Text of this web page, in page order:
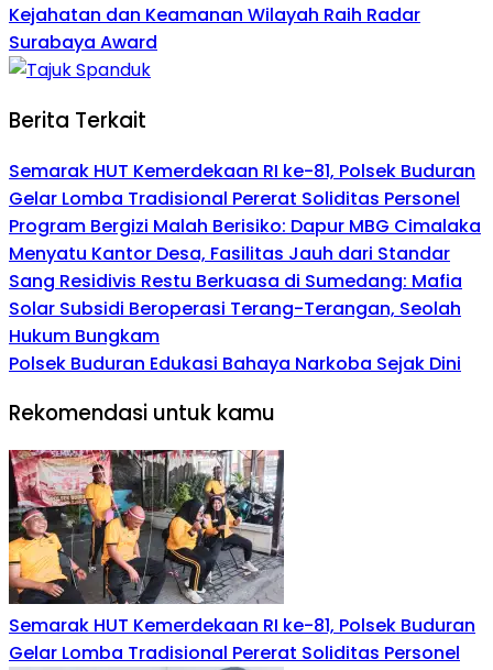
Kejahatan dan Keamanan Wilayah Raih Radar
Surabaya Award
Berita Terkait
Semarak HUT Kemerdekaan RI ke-81, Polsek Buduran
Gelar Lomba Tradisional Pererat Soliditas Personel
Program Bergizi Malah Berisiko: Dapur MBG Cimalaka
Menyatu Kantor Desa, Fasilitas Jauh dari Standar
Sang Residivis Restu Berkuasa di Sumedang: Mafia
Solar Subsidi Beroperasi Terang-Terangan, Seolah
Hukum Bungkam
Polsek Buduran Edukasi Bahaya Narkoba Sejak Dini
Rekomendasi untuk kamu
Semarak HUT Kemerdekaan RI ke-81, Polsek Buduran
Gelar Lomba Tradisional Pererat Soliditas Personel